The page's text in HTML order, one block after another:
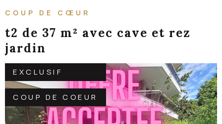
COUP DE CŒUR
t2 de 37 m² avec cave et rez
jardin
EXCLUSIF
COUP DE COEUR